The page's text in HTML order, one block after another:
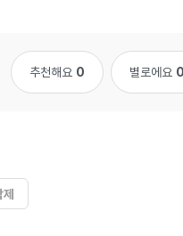
추천해요 0 별로에요 0